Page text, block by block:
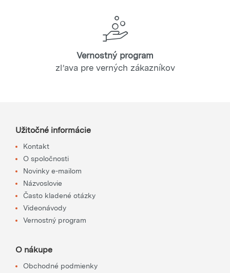
Vernostný program
zľava pre verných zákazníkov
Užitočné informácie
Kontakt
O spoločnosti
Novinky e-mailom
Názvoslovie
Často kladené otázky
Videonávody
Vernostný program
O nákupe
Obchodné podmienky